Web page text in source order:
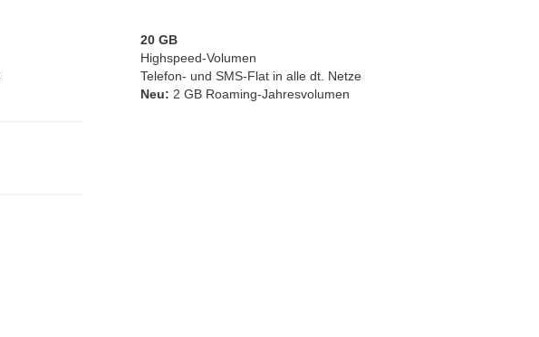
20 GB
Highspeed-Volumen
Telefon- und SMS-Flat in alle dt. Netze
Neu: 2 GB Roaming-Jahresvolumen